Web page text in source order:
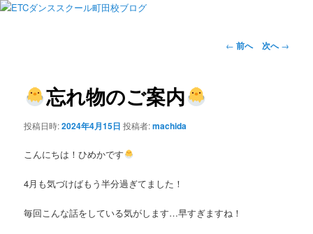
投
← 前へ 次へ→
忘れ物のご案内
投稿日時:2024年4月15日 投稿者:machida
こんにちは！ひめかです
4月も気づけばもう半分過ぎてました！
毎回こんな話をしている気がします…早すぎますね！